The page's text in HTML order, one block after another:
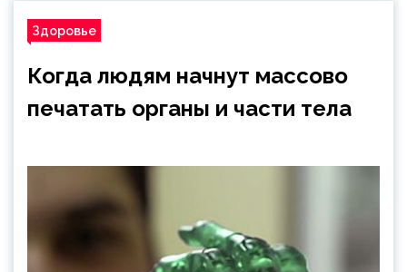
Здоровье
Когда людям начнут массово
печатать органы и части тела